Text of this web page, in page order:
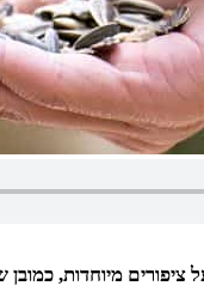
ציפורים מיוחדות,